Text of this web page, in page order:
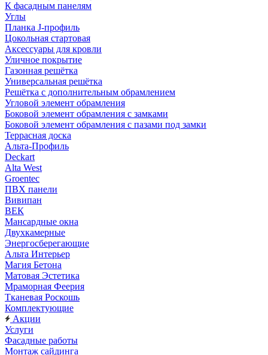
К фасадным панелям
Углы
Планка J-профиль
Цокольная стартовая
Аксессуары для кровли
Уличное покрытие
Газонная решётка
Универсальная решётка
Решётка с дополнительным обрамлением
Угловой элемент обрамления
Боковой элемент обрамления с замками
Боковой элемент обрамления с пазами под замки
Террасная доска
Альта-Профиль
Deckart
Alta West
Groentec
ПВХ панели
Вивипан
ВЕК
Мансардные окна
Двухкамерные
Энергосберегающие
Альта Интерьер
Магия Бетона
Матовая Эстетика
Мраморная Феерия
Тканевая Роскошь
Комплектующие
Акции
Услуги
Фасадные работы
Монтаж сайдинга